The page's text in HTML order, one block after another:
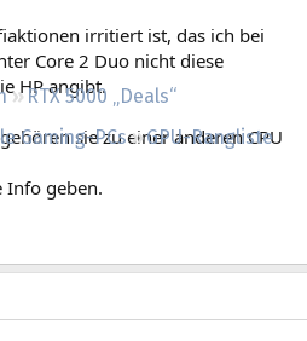
RTX 5000 „Deals“
Gaming-PCs
GPU-Rangliste
irritiert ist, das ich bei
Core 2 Duo nicht diese
HP angibt.
sie zu einer anderen CPU
Info geben.